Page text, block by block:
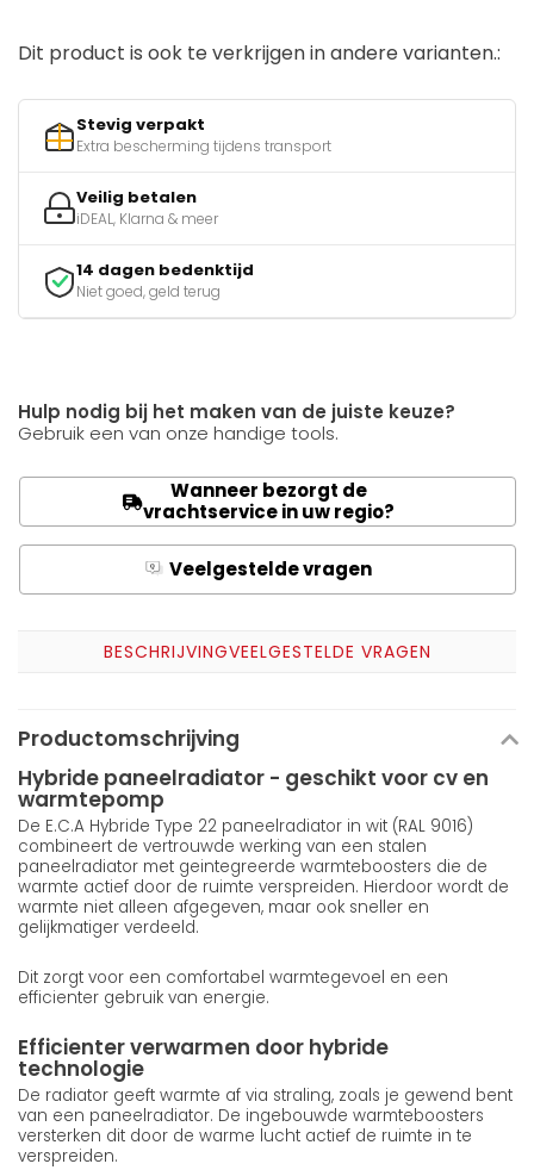
Dit product is ook te verkrijgen in andere varianten.:
Stevig verpakt
Extra bescherming tijdens transport
Veilig betalen
iDEAL, Klarna & meer
14 dagen bedenktijd
Niet goed, geld terug
Hulp nodig bij het maken van de juiste keuze?
Gebruik een van onze handige tools.
Wanneer bezorgt de
vrachtservice in uw regio?
Q Veelgestelde vragen
BESCHRIJVINGVEELGESTELDE VRAGEN
Productomschrijving
Hybride paneelradiator - geschikt voor cv en
warmtepomp
De E.C.A Hybride Type 22 paneelradiator in wit (RAL 9016)
combineert de vertrouwde werking van een stalen
paneelradiator met geintegreerde warmteboosters die de
warmte actief door de ruimte verspreiden. Hierdoor wordt de
warmte niet alleen afgegeven, maar ook sneller en
gelijkmatiger verdeeld.
Dit zorgt voor een comfortabel warmtegevoel en een
efficienter gebruik van energie.
Efficienter verwarmen door hybride
technologie
De radiator geeft warmte af via straling, zoals je gewend bent
van een paneelradiator. De ingebouwde warmteboosters
versterken dit door de warme lucht actief de ruimte in te
verspreiden.